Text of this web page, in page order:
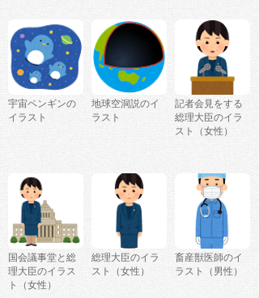
宇宙ペンギンの
イラスト
地球空洞説のイ
ラスト
記者会見をする
総理大臣のイラ
スト（女性）
国会議事堂と総
理大臣のイラス
ト（女性）
総理大臣のイラ
スト（女性）
畜産獣医師のイ
ラスト（男性）